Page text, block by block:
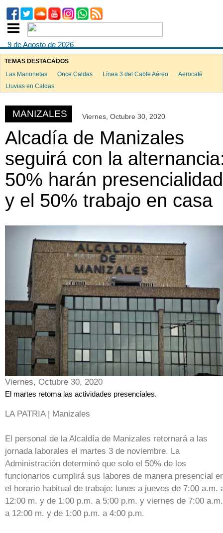
9 de Agosto de 2026
TEMAS DESTACADOS
Las Marionetas
Once Caldas Línea 3 del Cable Aéreo
Aerocafé
Lluvias en Caldas
MANIZALES Viernes, Octubre 30, 2020
Alcadía de Manizales
seguirá con la
50% harán presencialidad
y el 50% trabajo en casa
Viernes, Octubre 30, 2020
El martes retoma las actividades presenciales.
LA PATRIA | Manizales
El personal de la Alcaldía de Manizales retornará a las
jornada laborales el martes 3 de noviembre. La
Administración determinó que solo el 50% de los
funcionarios cumplirá sus labores de manera presencial
el horario habitual de trabajo: lunes a jueves de 7:00 a.m.
12:00 m. y de 1:00 p.m. a 5:00 p.m. y viernes de 7:00 a.m.
a 12:00 m. y de 1:00 p.m. a 4:00 p.m.